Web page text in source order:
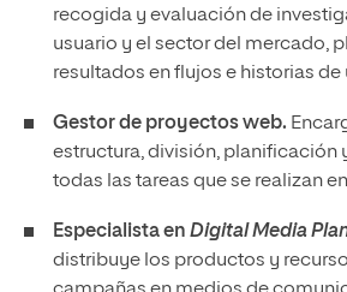
recogida y evaluación de
usuario y el sector del mercado,
resultados en flujos e historias de
Gestor de proyectos web.
estructura, división, planificación
todas las tareas que se realizan
Especialista en Digital Media
distribuye los productos y